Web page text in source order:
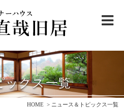
旧居について
内・ アクセス
ックス一覧
HOME ニュース＆トピックス一覧